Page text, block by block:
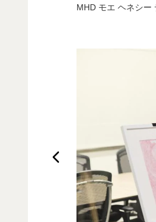
MHD モエ ヘネシー